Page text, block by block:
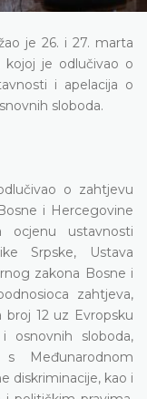
je 26. i 27. marta
kojoj je odlučivao o
i apelacija o
sloboda.
o zahtjevu
i Hercegovine
ocjenu ustavnosti
Srpske, Ustava
zakona Bosne i
zahtjeva,
12 uz Evropsku
osnovnih sloboda,
Međunarodnom
diskriminacije, kao i